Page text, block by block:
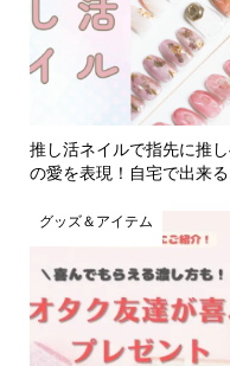
推し活ネイルで指先に推
の愛を表現！自宅で出来
グッズ＆アイテム